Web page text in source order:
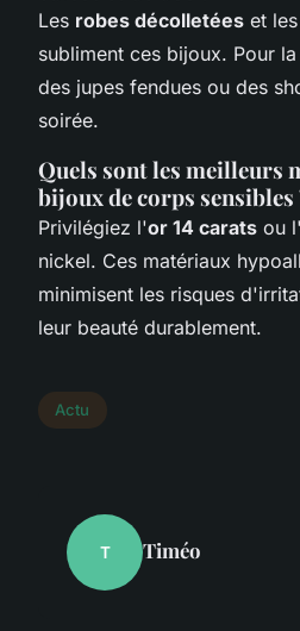
Les robes décolletées et
subliment ces bijoux. Pour
des jupes fendues ou des
soirée.
Quels sont les meilleurs
bijoux de corps sensibles
Privilégiez l'or 14 carats ou
nickel. Ces matériaux
minimisent les risques
leur beauté durablement.
Actu
T Timéo